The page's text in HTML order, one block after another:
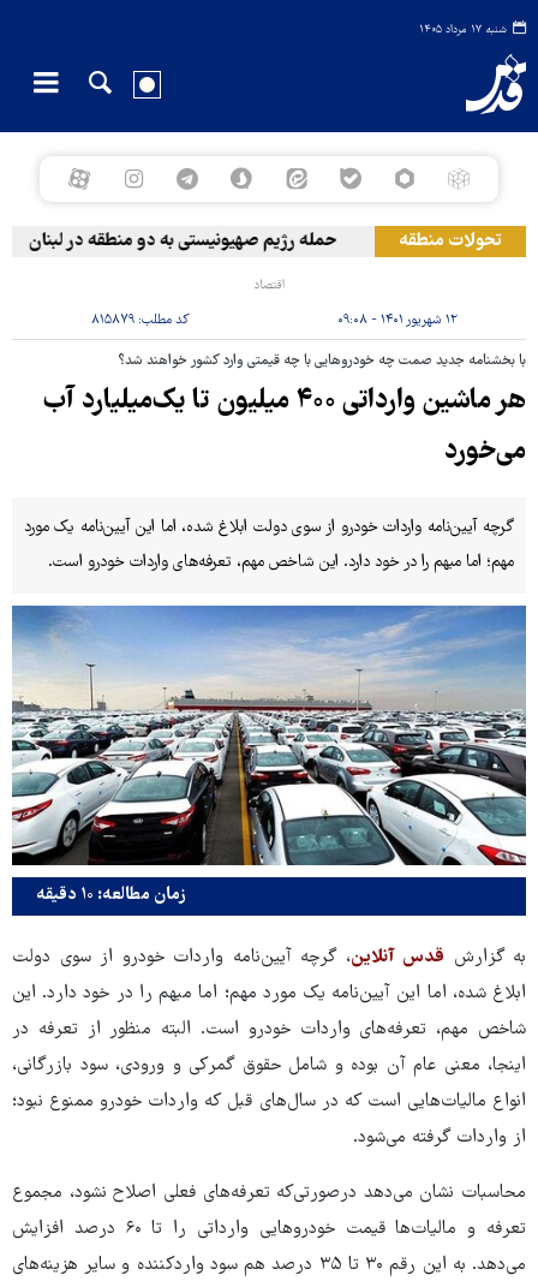
شنبه ۱۷ مرداد ۱۴۰۵
تحولات منطقه حمله رژیم صهیونیستی به دو منطقه در لبنان
اقتصاد
۱۲ شهریور ۱۴۰۱ - ۰۹:۰۸ کد مطلب: ۸۱۵۸۷۹
با بخشنامه جدید صمت چه خودروهایی با چه قیمتی وارد کشور خواهند شد؟
هر ماشین‌ وارداتی ۴۰۰ میلیون تا یک‌میلیارد آب
می‌خورد
گرچه آیین‌نامه واردات خودرو از سوی دولت ابلاغ ‌شده، اما این آیین‌نامه یک مورد
مهم؛ اما مبهم را در خود دارد. این شاخص مهم، تعرفه‌های واردات خودرو است.
زمان مطالعه: ۱۰ دقیقه
به گزارش قدس آنلاین، گرچه آیین‌نامه واردات خودرو از سوی دولت
ابلاغ ‌شده، اما این آیین‌نامه یک مورد مهم؛ اما مبهم را در خود دارد. این
شاخص مهم، تعرفه‌های واردات خودرو است. البته منظور از تعرفه در
اینجا، معنی عام آن بوده و شامل حقوق گمرکی و ورودی، سود بازرگانی،
انواع مالیات‌هایی است که در سال‌های قبل که واردات خودرو ممنوع نبود؛
از واردات گرفته می‌شود.
محاسبات نشان می‌دهد درصورتی‌که تعرفه‌های فعلی اصلاح نشود، مجموع
تعرفه و مالیات‌ها قیمت خودروهایی وارداتی را تا ۶۰ درصد افزایش
می‌دهد. به این رقم ۳۰ تا ۳۵ درصد هم سود واردکننده و سایر هزینه‌های